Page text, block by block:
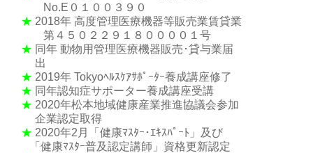
No.E０１００３９０
★ 2018年 高度管理医療機器等販売業賃貸業
第４５０２２９１８００００１号
★ 同年 動物用管理医療機器販売･貸与業届
出
★ 2019年 Tokyoﾍﾙｽｹｱｻﾎﾟｰﾀｰ養成講座修了
★ 同年認知症サポーター養成講座受講
★ 2020年松本地域健康産業推進協議会参加
企業認定取得
★ 2020年2月「健康ﾏｽﾀｰ･ｴｷｽﾊﾟｰﾄ」及び
「健康ﾏｽﾀｰ普及認定講師」資格更新認定